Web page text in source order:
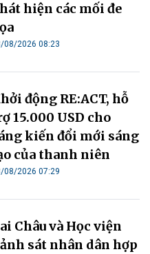
hiện các mối đe
08/2026 08:23
động RE:ACT, hỗ
15.000 USD cho
kiến đổi mới sáng
của thanh niên
08/2026 07:29
Châu và Học viện
sát nhân dân hợp